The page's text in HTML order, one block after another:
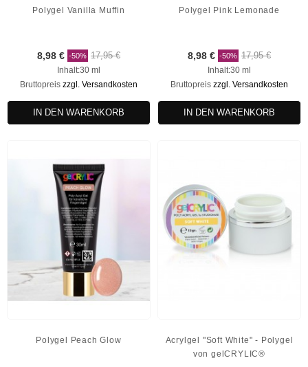
Polygel Vanilla Muffin
8,98 € -50% 17,95 €
Inhalt:30 ml
Bruttopreis zzgl. Versandkosten
IN DEN WARENKORB
Polygel Pink Lemonade
8,98 € -50% 17,95 €
Inhalt:30 ml
Bruttopreis zzgl. Versandkosten
IN DEN WARENKORB
Polygel Peach Glow
Acrylgel "Soft White" - Polygel
von gelCRYLIC®